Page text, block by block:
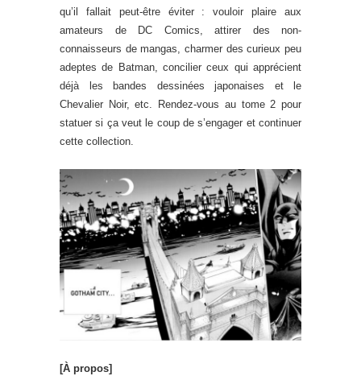
qu’il fallait peut-être éviter : vouloir plaire aux
amateurs de DC Comics, attirer des non-
connaisseurs de mangas, charmer des curieux peu
adeptes de Batman, concilier ceux qui apprécient
déjà les bandes dessinées japonaises et le
Chevalier Noir, etc. Rendez-vous au tome 2 pour
statuer si ça veut le coup de s’engager et continuer
cette collection.
[À propos]